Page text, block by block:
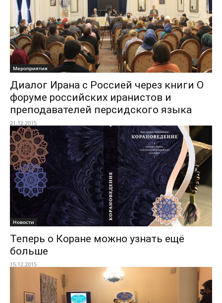
Мероприятия
Диалог Ирана с Россией через книги О
форуме российских иранистов и
преподавателей персидского языка
21.12.2015
Новости
Теперь о Коране можно узнать ещё
больше
15.12.2015